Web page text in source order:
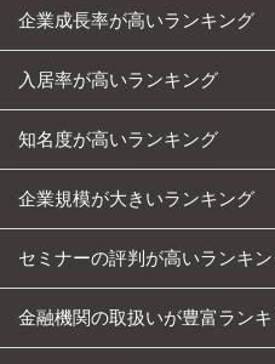
企業成長率が高いランキング
入居率が高いランキング
知名度が高いランキング
企業規模が大きいランキング
セミナーの評判が高いランキ
金融機関の取扱いが豊富ラン